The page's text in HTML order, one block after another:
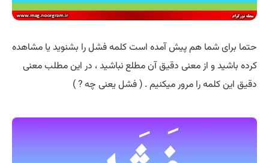
حتما برای شما هم پیش آمده است کلمه فشل را بشنوید یا مشاهده
کرده باشید و از معنی دقیق آن مطلع نباشید ، در این مطلب معنی
دقیق این کلمه را مرور میکنیم . ( فشل یعنی چه ? )